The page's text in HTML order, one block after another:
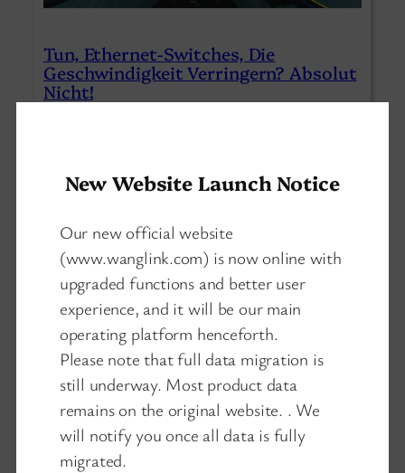
Tun, Ethernet-Switches, Die
Geschwindigkeit Verringern? Absolut
Nicht!
squash, daß der Mythos hier und jetzt:
zu reduzieren . In der Tat können Sie deutlich
steigern Sie Ihre NetzwerkLeistung. Also, ob
Sieneu mit der Frage ‚macht ein ethernet-
switch…
02/26/2025
New Website Launch Notice
Our new official website
(www.wanglink.com) is now online with
upgraded functions and better user
experience, and it will be our main
operating platform henceforth.
Please note that full data migration is
still underway. Most product data
remains on the original website. . We
will notify you once all data is fully
migrated.